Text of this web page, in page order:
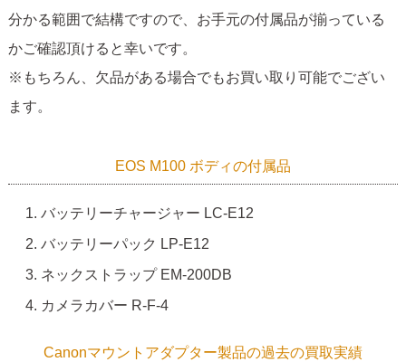
分かる範囲で結構ですので、お手元の付属品が揃っている
かご確認頂けると幸いです。
※もちろん、欠品がある場合でもお買い取り可能でござい
ます。
EOS M100 ボディの付属品
バッテリーチャージャー LC-E12
バッテリーパック LP-E12
ネックストラップ EM-200DB
カメラカバー R-F-4
Canonマウントアダプター製品の過去の買取実績